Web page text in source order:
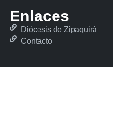
Enlaces
Diócesis de Zipaquirá
Contacto